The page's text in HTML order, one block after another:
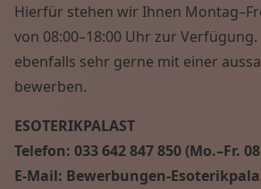
Hierfür stehen wir Ihnen
von 08:00–18:00 Uhr zur
ebenfalls sehr gerne mit einer
bewerben.
ESOTERIKPALAST
Telefon: 033 642 847 850 (Mo.–Fr.
E-Mail: Bewerbungen-